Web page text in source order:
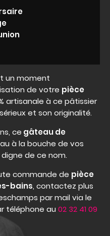
un moment
de votre pièce
artisanale à ce pâtissier
et son originalité.
ce gâteau de
à la bouche de vos
de ce nom.
commande de pièce
bains, contactez plus
par mail via le
téléphone au 02 32 41 09